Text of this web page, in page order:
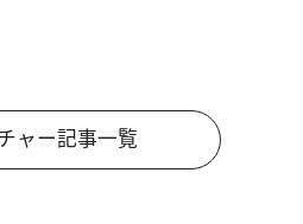
ャー記事一覧